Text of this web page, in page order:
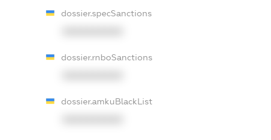
dossier.specSanctions
dossier.rnboSanctions
dossier.amkuBlackList